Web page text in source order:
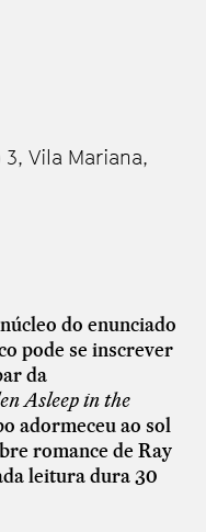
Vila Mariana,
do enunciado
pode se inscrever
da
Asleep in the
adormeceu ao sol
romance de Ray
leitura dura 30